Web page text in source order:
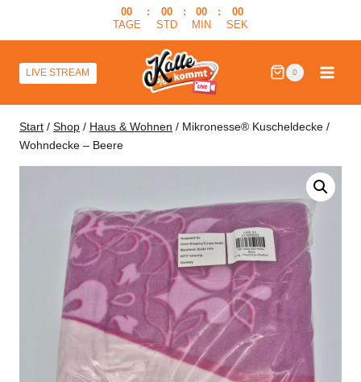
00
TAGE
:
00
STD
:
00
MIN
:
00
SEK
LIVE STREAM 0
Start / Shop / Haus & Wohnen / Mikronesse® Kuscheldecke /
Wohndecke – Beere